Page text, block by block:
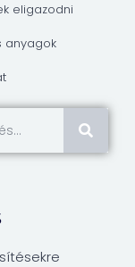
eligazodni
anyagok